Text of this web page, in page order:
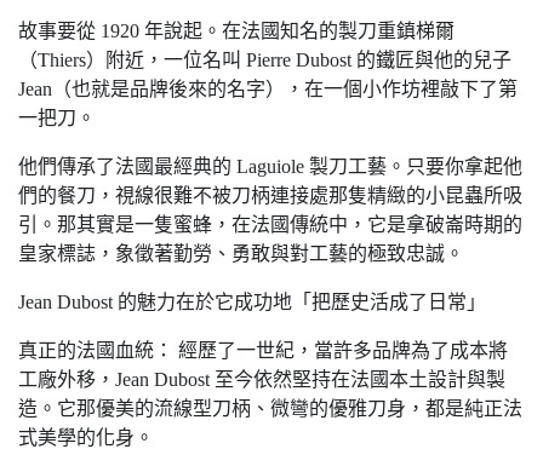
故事要從 1920 年說起。在法國知名的製刀重鎮梯爾
（Thiers）附近，一位名叫 Pierre Dubost 的鐵匠與他的兒子
Jean（也就是品牌後來的名字），在一個小作坊裡敲下了第
一把刀。
他們傳承了法國最經典的 Laguiole 製刀工藝。只要你拿起他
們的餐刀，視線很難不被刀柄連接處那隻精緻的小昆蟲所吸
引。那其實是一隻蜜蜂，在法國傳統中，它是拿破崙時期的
皇家標誌，象徵著勤勞、勇敢與對工藝的極致忠誠。
Jean Dubost 的魅力在於它成功地「把歷史活成了日常」
真正的法國血統： 經歷了一世紀，當許多品牌為了成本將
工廠外移，Jean Dubost 至今依然堅持在法國本土設計與製
造。它那優美的流線型刀柄、微彎的優雅刀身，都是純正法
式美學的化身。